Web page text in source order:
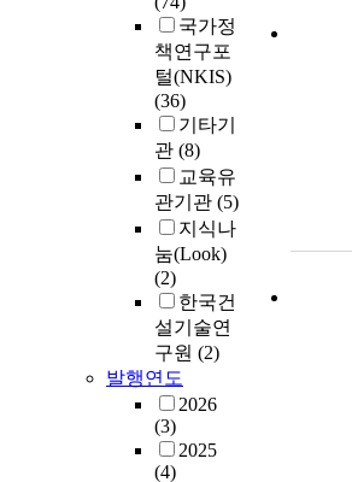
국가정
책연구포
털(NKIS)
(36)
기타기
관 (8)
교육유
관기관 (5)
지식나
눔(Look)
(2)
한국건
설기술연
구원 (2)
발행연도
2026
(3)
2025
(4)